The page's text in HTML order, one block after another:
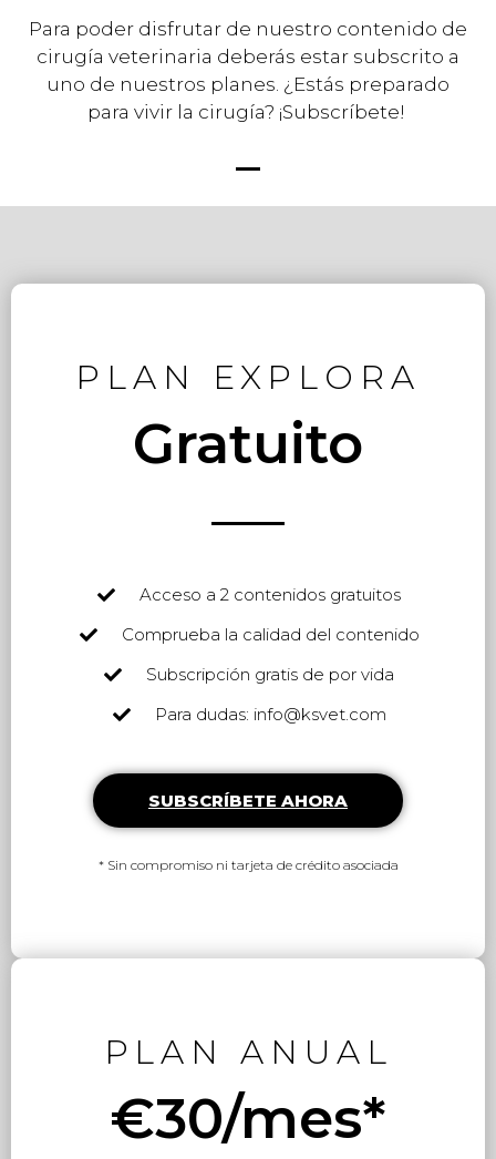
Para poder disfrutar de nuestro contenido de
cirugía veterinaria deberás estar subscrito a
uno de nuestros planes. ¿Estás preparado
para vivir la cirugía? ¡Subscríbete!
PLAN EXPLORA
Gratuito
Acceso a 2 contenidos gratuitos
Comprueba la calidad del contenido
Subscripción gratis de por vida
Para dudas: info@ksvet.com
SUBSCRÍBETE AHORA
* Sin compromiso ni tarjeta de crédito asociada
PLAN ANUAL
€30/mes*